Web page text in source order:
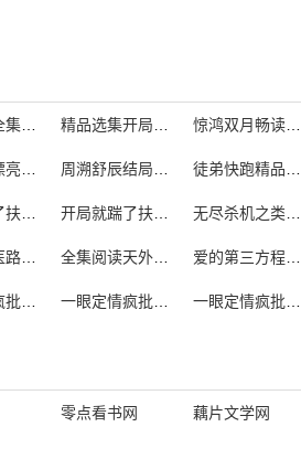
暮色恰好全集阅读免费 精品选集开局获得无限空间的 惊鸿双月畅读全文在线阅读
全文浏览漂亮后妈甜翻全家男主谁演的电视剧 周溯舒辰结局是精选啊 徒弟快跑精品免费阅读
开局就踹了扶弟魔 褚欣欣名场面有哪些 开局就踹了扶弟魔 无尽杀机之类的完整文本有哪些
畅销推荐医路青云免费阅读 全集阅读天外异道的 爱的第三方程式抖音bgm
一眼定情疯批大佬伺机占有 一眼定情疯批大佬伺机占有赵闵行TXT 一眼定情疯批大佬伺机占有百度
零点看书网 藕片文学网